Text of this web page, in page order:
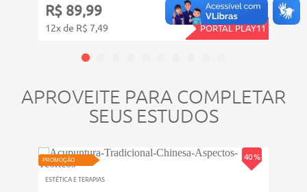
R$ 89,99
12x de R$ 7,49 PORTAL PLAY11
R$
12x
APROVEITE PARA COMPLETAR
SEUS ESTUDOS
40 %
PROMOÇÃO
ESTÉTICA E TERAPIAS